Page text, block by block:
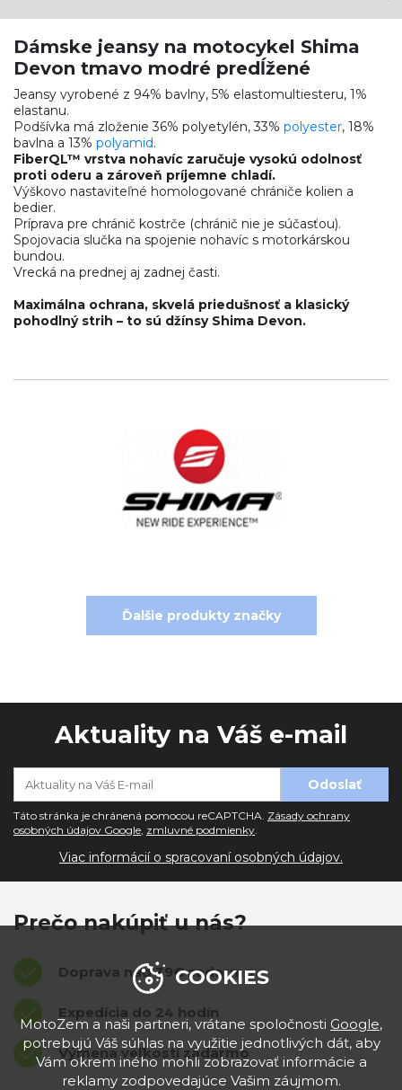
Dámske jeansy na motocykel Shima
Devon tmavo modré predĺžené
Jeansy vyrobené z 94% bavlny, 5% elastomultiesteru, 1%
elastanu.
Podšívka má zloženie 36% polyetylén, 33% polyester, 18%
bavlna a 13% polyamid.
FiberQL™ vrstva nohavíc zaručuje vysokú odolnosť
proti oderu a zároveň príjemne chladí.
Výškovo nastaviteľné homologované chrániče kolien a
bedier.
Príprava pre chránič kostrče (chránič nie je súčasťou).
Spojovacia slučka na spojenie nohavíc s motorkárskou
bundou.
Vrecká na prednej aj zadnej časti.
Maximálna ochrana, skvelá priedušnosť a klasický
pohodlný strih – to sú džínsy Shima Devon.
Ďalšie produkty značky
Aktuality na Váš e-mail
Táto stránka je chránená pomocou reCAPTCHA. Zásady ochrany
osobných údajov Google, zmluvné podmienky.
Viac informácií o spracovaní osobných údajov.
Prečo nakúpiť u nás?
Doprava nad 39€ zadarmo
Expedícia do 24 hodín
Výmena veľkostí zadarmo
COOKIES
MotoZem a naši partneri, vrátane spoločnosti Google,
potrebujú Váš súhlas na využitie jednotlivých dát, aby
Vám okrem iného mohli zobrazovať informácie a
reklamy zodpovedajúce Vašim záujmom.